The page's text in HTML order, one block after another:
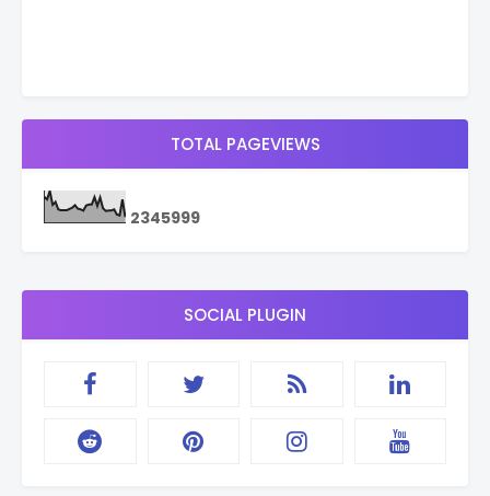
TOTAL PAGEVIEWS
2345999
SOCIAL PLUGIN